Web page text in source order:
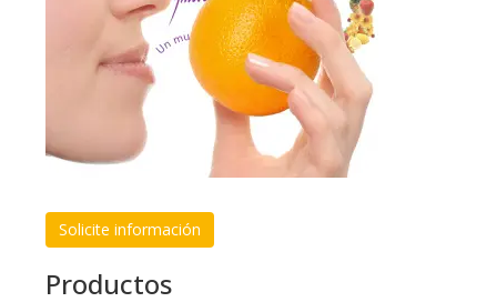
Solicite información
Productos